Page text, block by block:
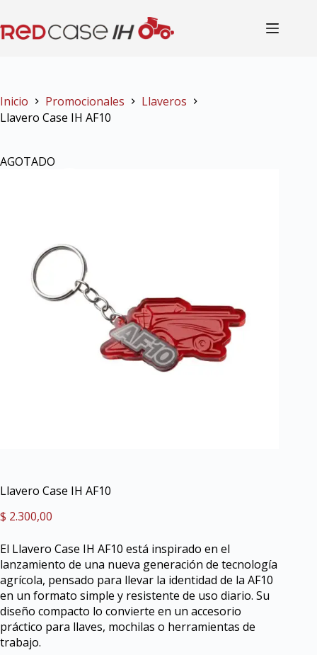
Inicio Promocionales
Llaveros
Llavero Case IH AF10
AGOTADO
Llavero Case IH AF10
$ 2.300,00
El Llavero Case IH AF10 está inspirado en el
lanzamiento de una nueva generación de tecnología
agrícola, pensado para llevar la identidad de la AF10
en un formato simple y resistente de uso diario. Su
diseño compacto lo convierte en un accesorio
práctico para llaves, mochilas o herramientas de
trabajo.